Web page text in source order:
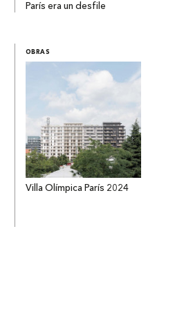
París era un desfile
OBRAS
Villa Olímpica París 2024